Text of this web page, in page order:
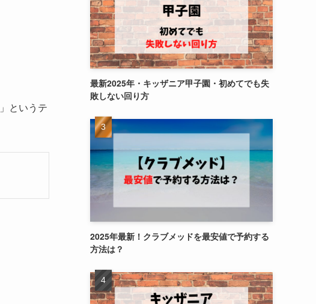
」というテ
最新2025年・キッザニア甲子園・初めてでも失
敗しない回り方
2025年最新！クラブメッドを最安値で予約する
方法は？